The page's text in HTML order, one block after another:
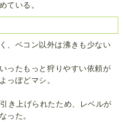
ている。
、ベコン以外は沸きも少ない
ったもっと狩りやすい依頼が
っぽどマシ。
き上げられたため、レベルが
った。